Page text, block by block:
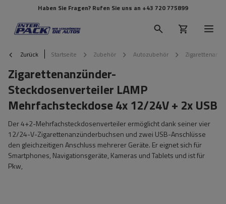
Haben Sie Fragen? Rufen Sie uns an +43 720 775899
Zurück Startseite Zubehör Autozubehör
Zigarettenanzünder-
Steckdosenverteiler LAMP
Mehrfachsteckdose 4x 12/24V + 2x USB
Der 4+2-Mehrfachsteckdosenverteiler ermöglicht dank seiner vier
12/24-V-Zigarettenanzünderbuchsen und zwei USB-Anschlüsse
den gleichzeitigen Anschluss mehrerer Geräte. Er eignet sich für
Smartphones, Navigationsgeräte, Kameras und Tablets und ist für
Pkw,